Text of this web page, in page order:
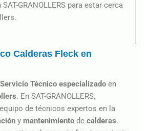
GRANOLLERS para estar cerca
Calderas Fleck en
Servicio Técnico especializado en
. En SAT-GRANOLLERS,
de técnicos expertos en la
y mantenimiento de calderas.